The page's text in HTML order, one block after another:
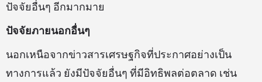
ปัจจัยอื่นๆ อีกมากมาย
ปัจจัยภายนอกอื่นๆ
นอกเหนือจากข่าวสารเศรษฐกิจที่ประกาศอย่างเป็น
ทางการแล้ว ยังมีปัจจัยอื่นๆ ที่มีอิทธิพลต่อตลาด เช่น